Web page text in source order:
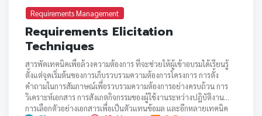
Requirements Management
Requirements Elicitation
Techniques
สารพัดเทคนิคเพื่อล้วงความต้องการ ที่จะช่วยให้ผู้เข้าอบรมได้เรียนรู้
ตั้งแต่จุดเริ่มต้นของการเก็บรวบรวมความต้องการโครงการ การตั้ง
คำถามในการสัมภาษณ์เพื่อรวบรวมความต้องการอย่างครบถ้วน การ
วิเคราะห์เอกสาร การสังเกตกิจกรรมของผู้ใช้งานระหว่างปฎิบัติงาน
การเลือกตัวอย่างเอกสารเพื่อเป็นตัวแทนข้อมูล และอีกหลายเทคนิค